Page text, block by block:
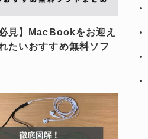
見】MacBookをお迎え
たいおすすめ無料ソフ